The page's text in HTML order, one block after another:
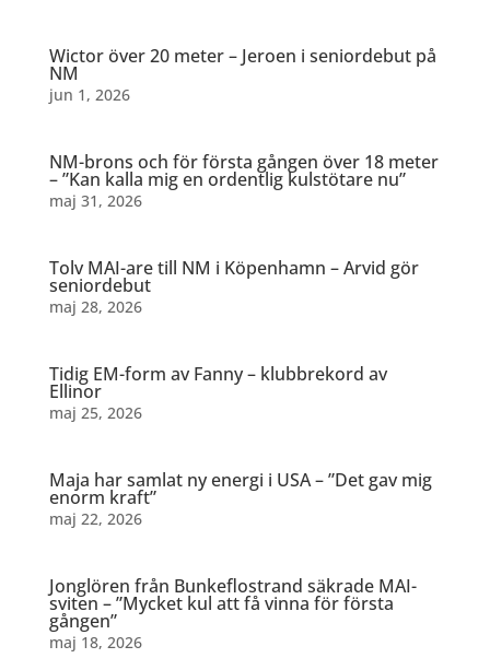
Wictor över 20 meter – Jeroen i seniordebut på
NM
jun 1, 2026
NM-brons och för första gången över 18 meter
– ”Kan kalla mig en ordentlig kulstötare nu”
maj 31, 2026
Tolv MAI-are till NM i Köpenhamn – Arvid gör
seniordebut
maj 28, 2026
Tidig EM-form av Fanny – klubbrekord av
Ellinor
maj 25, 2026
Maja har samlat ny energi i USA – ”Det gav mig
enorm kraft”
maj 22, 2026
Jonglören från Bunkeflostrand säkrade MAI-
sviten – ”Mycket kul att få vinna för första
gången”
maj 18, 2026